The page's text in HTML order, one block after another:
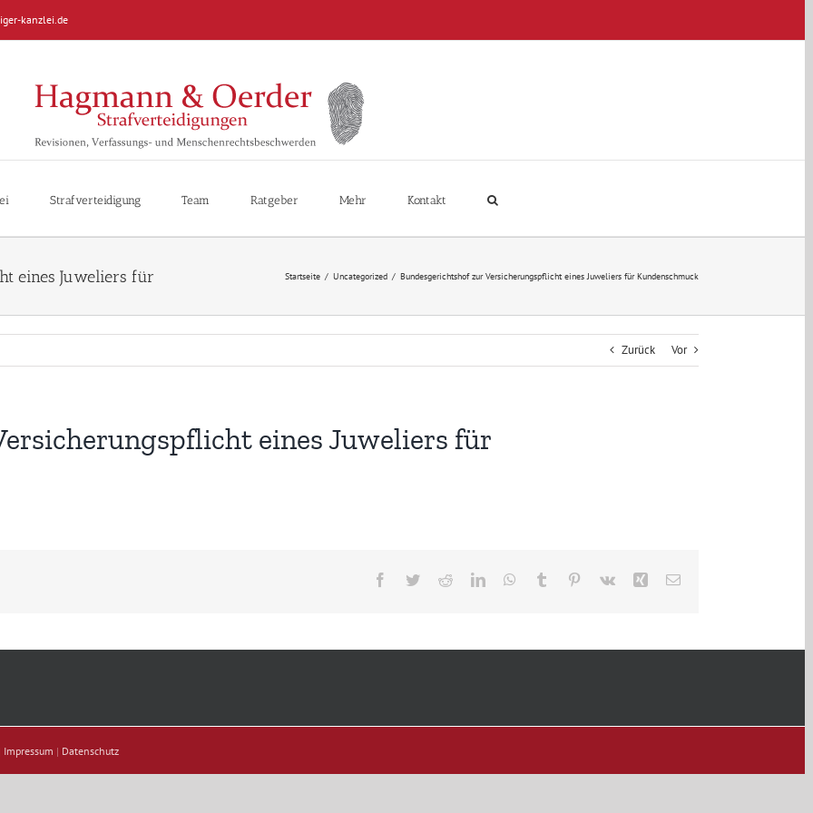
kanzlei.de
Strafverteidigung Team Ratgeber Mehr Kontakt
Startseite / Uncategorized / Bundesgerichtshof zur Versicherungspflicht eines Juweliers für Kundenschmuck
Zurück Vor
eines Juweliers für
Facebook
TwitterRedditLinkedInWhatsApp
Tumblr Pinterest
Vk Xing E-
Impressum | Datenschutz